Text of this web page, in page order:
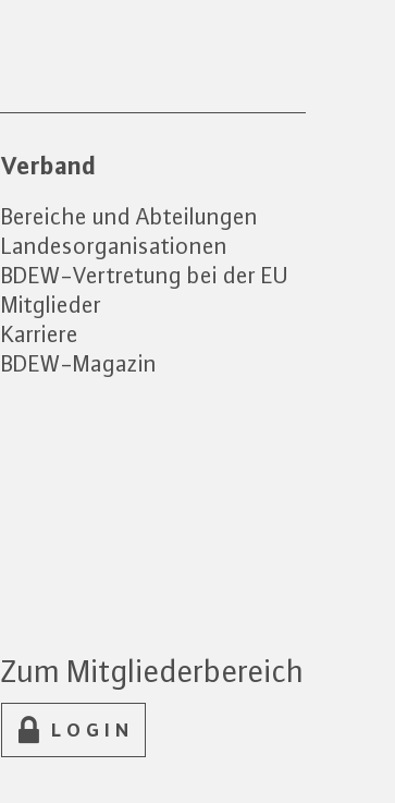
Verband
Bereiche und Abteilungen
Landesorganisationen
BDEW-Vertretung bei der EU
Mitglieder
Karriere
BDEW-Magazin
Zum Mitgliederbereich
LOGIN